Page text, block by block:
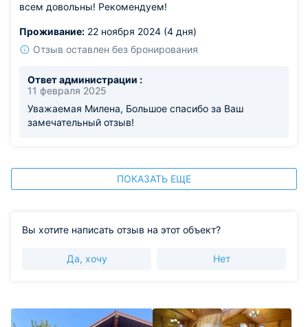
всем довольны! Рекомендуем!
Проживание: 22 ноября 2024 (4 дня)
Отзыв оставлен без бронирования
Ответ администрации :
11 февраля 2025
Уважаемая Милена, Большое спасибо за Ваш
замечательный отзыв!
ПОКАЗАТЬ ЕЩЕ
Вы хотите написать отзыв на этот объект?
Да, хочу Нет